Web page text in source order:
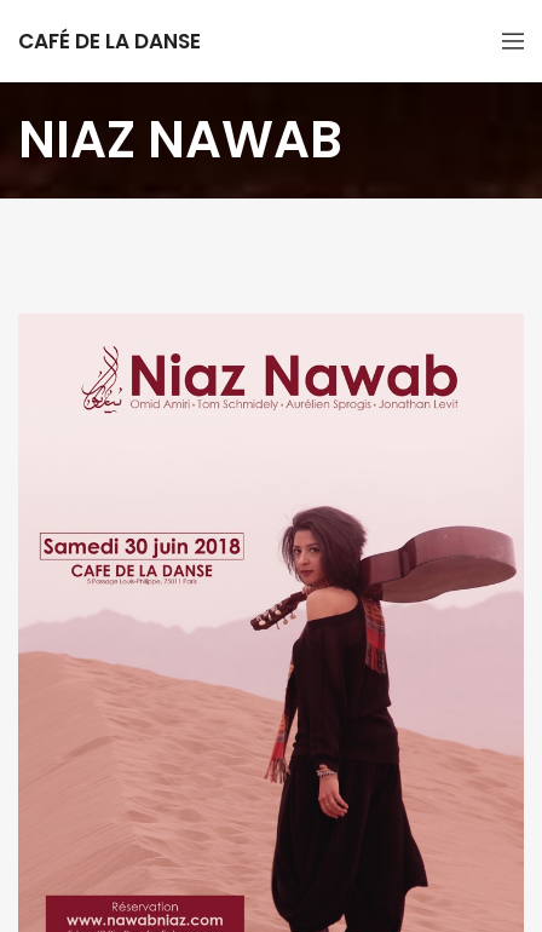
CAFÉ DE LA DANSE
NIAZ NAWAB